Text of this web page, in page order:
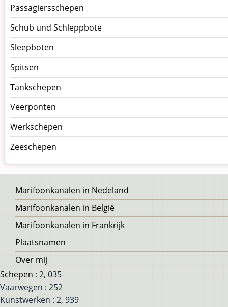
Passagiersschepen
Schub und Schleppbote
Sleepboten
Spitsen
Tankschepen
Veerponten
Werkschepen
Zeeschepen
Voet
Marifoonkanalen in Nedeland
Marifoonkanalen in België
Marifoonkanalen in Frankrijk
Plaatsnamen
Over mij
Schepen : 2, 035
Vaarwegen : 252
Kunstwerken : 2, 939